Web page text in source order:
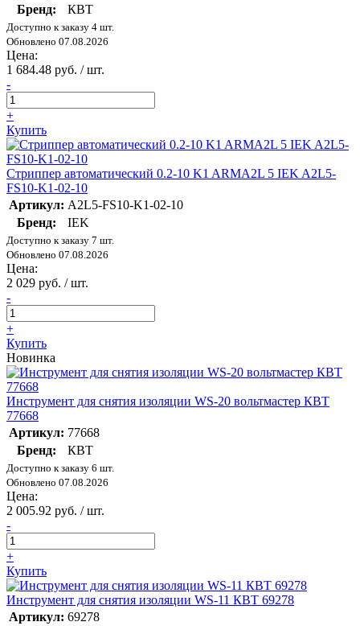
Бренд:
КВТ
Доступно к заказу 4 шт.
Обновлено 07.08.2026
Цена:
1 684.48 руб. / шт.
-
+
Купить
Стриппер автоматический 0.2-10 K1 ARMA2L 5 IEK A2L5-
FS10-K1-02-10
Артикул: A2L5-FS10-K1-02-10
Бренд:
IEK
Доступно к заказу 7 шт.
Обновлено 07.08.2026
Цена:
2 029 руб. / шт.
-
+
Купить
Новинка
Инструмент для снятия изоляции WS-20 вольтмастер КВТ
77668
Артикул: 77668
Бренд:
КВТ
Доступно к заказу 6 шт.
Обновлено 07.08.2026
Цена:
2 005.92 руб. / шт.
-
+
Купить
Инструмент для снятия изоляции WS-11 КВТ 69278
Артикул: 69278